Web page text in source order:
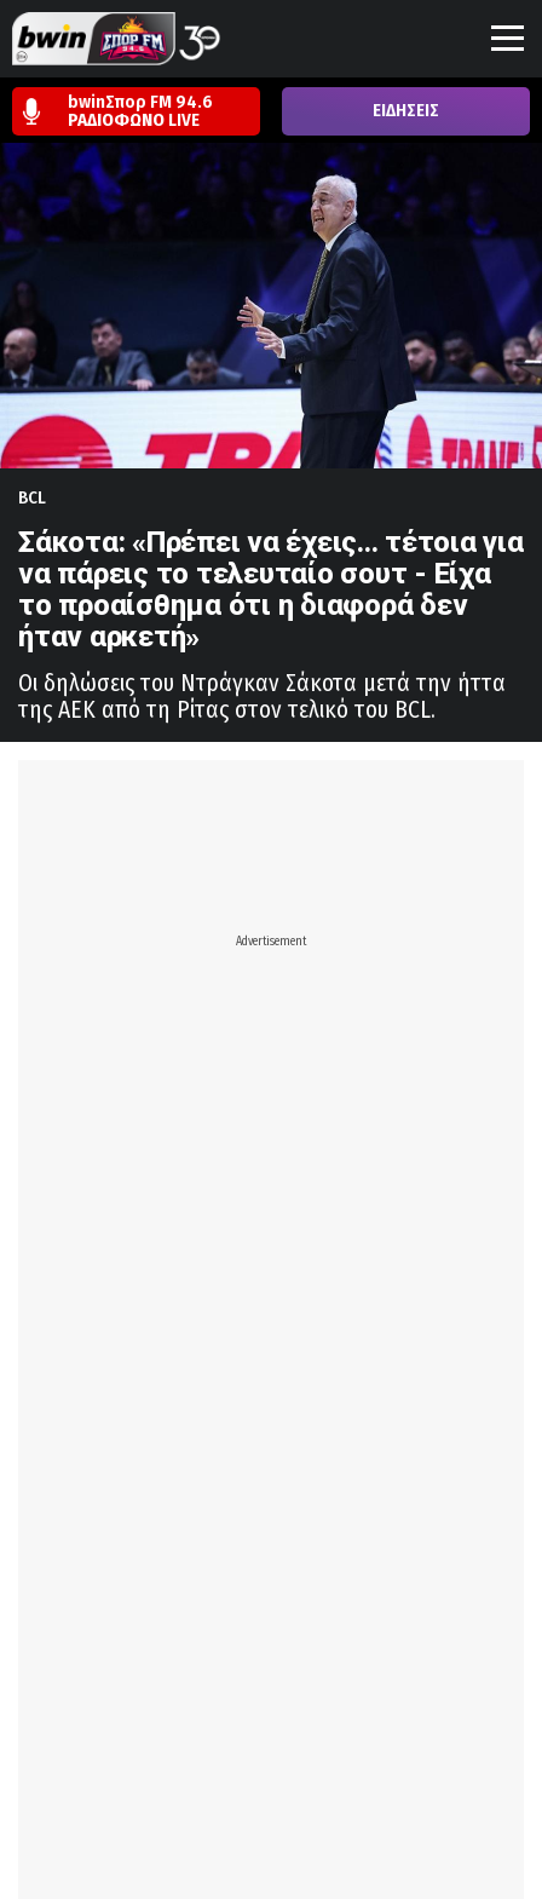
bwinΣπορ FM 94.6
ΡΑΔΙΟΦΩΝΟ LIVE ΕΙΔΗΣΕΙΣ
BCL
Σάκοτα: «Πρέπει να έχεις... τέτοια για
να πάρεις το τελευταίο σουτ - Είχα
το προαίσθημα ότι η διαφορά δεν
ήταν αρκετή»
Οι δηλώσεις του Ντράγκαν Σάκοτα μετά την ήττα
της ΑΕΚ από τη Ρίτας στον τελικό του BCL.